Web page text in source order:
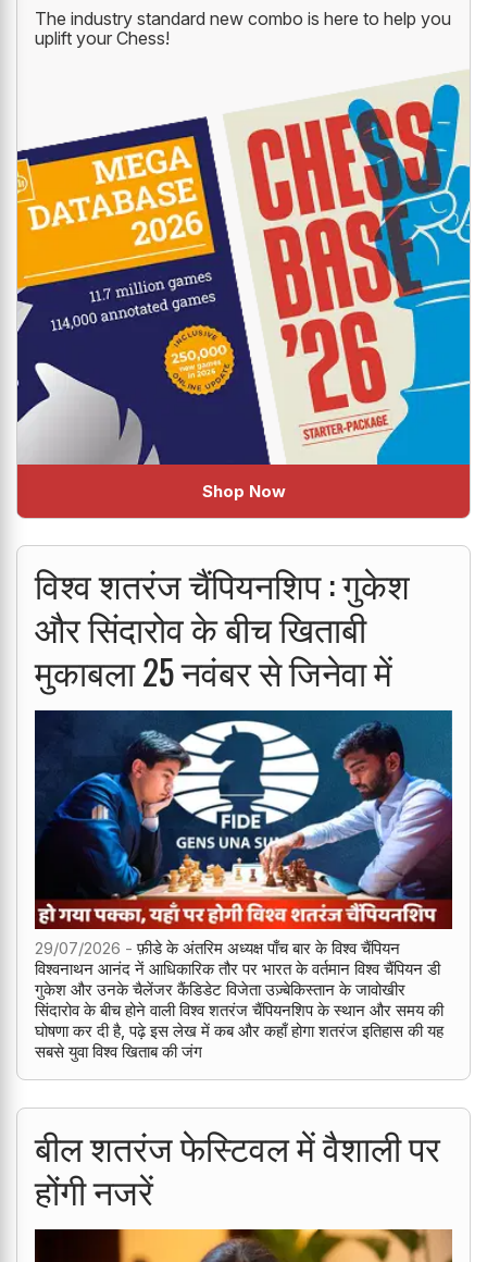
The industry standard new combo is here to help you
uplift your Chess!
Shop Now
विश्व शतरंज चैंपियनशिप : गुकेश
और सिंदारोव के बीच खिताबी
मुकाबला 25 नवंबर से जिनेवा में
29/07/2026 - फ़ीडे के अंतरिम अध्यक्ष पाँच बार के विश्व चैंपियन
विश्वनाथन आनंद नें आधिकारिक तौर पर भारत के वर्तमान विश्व चैंपियन डी
गुकेश और उनके चैलेंजर कैंडिडेट विजेता उज़्बेकिस्तान के जावोखीर
सिंदारोव के बीच होने वाली विश्व शतरंज चैंपियनशिप के स्थान और समय की
घोषणा कर दी है, पढ़े इस लेख में कब और कहाँ होगा शतरंज इतिहास की यह
सबसे युवा विश्व खिताब की जंग
बील शतरंज फेस्टिवल में वैशाली पर
होंगी नजरें